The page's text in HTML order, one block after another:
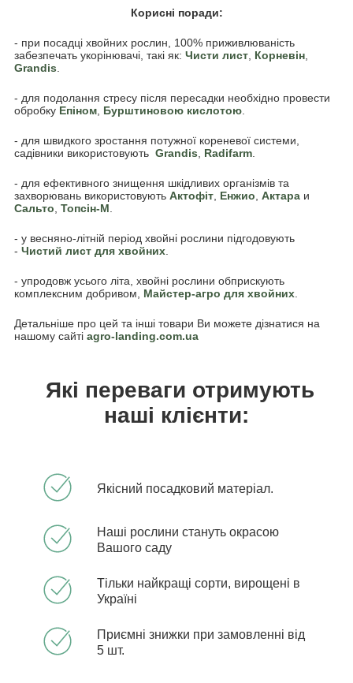
Корисні поради:
- при посадці хвойних рослин, 100% приживлюваність
забезпечать укорінювачі, такі як: Чисти лист Корневін
Grandis
- для подолання стресу після пересадки необхідно провести
обробку Епіном Бурштиновою кислотою
- для швидкого зростання потужної кореневої системи,
садівники використовують Grandis Radifarm
- для ефективного знищення шкідливих організмів та
захворювань використовують Актофіт Енжио Актара и
Сальто Топсін-М
- у весняно-літній період хвойні рослини підгодовують
- Чистий лист для хвойних
- упродовж усього літа, хвойні рослини обприскують
комплексним добривом, Майстер-агро для хвойних
Детальніше про цей та інші товари Ви можете дізнатися на
нашому сайті agro-landing.com.ua
Які переваги отримують
наші клієнти:
Якісний посадковий матеріал.
Наші рослини стануть окрасою
Вашого саду
Тільки найкращі сорти, вирощені в
Україні
Приємні знижки при замовленні від
5 шт.